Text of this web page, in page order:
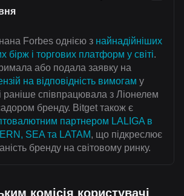
Forbes однією з найнадійніших
бірж і торгових платформ у світі.
або подала заявку на
на відповідність вимогам у
і раніше співпрацювала з Ліонелем
бренду. Bitget також є
партнером LALIGA в
SEA та LATAM, що підкреслює
бренду на світовому ринку.
комісія користувачі